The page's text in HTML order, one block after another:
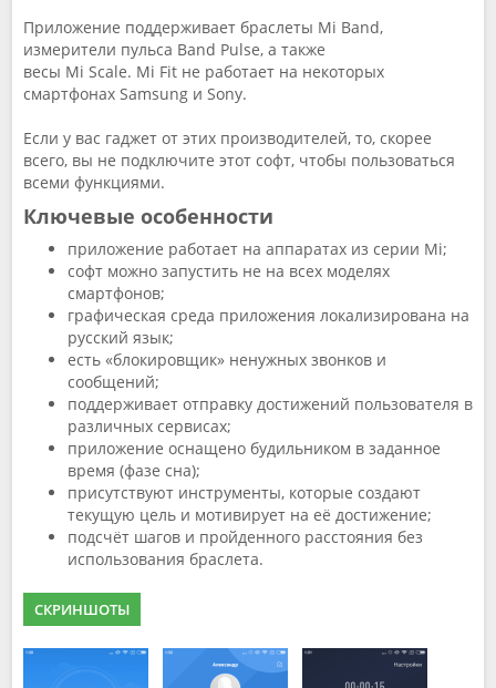
Приложение поддерживает браслеты Mi Band,
измерители пульса Band Pulse, а также
весы Mi Scale. Mi Fit не работает на некоторых
смартфонах Samsung и Sony.
Если у вас гаджет от этих производителей, то, скорее
всего, вы не подключите этот софт, чтобы пользоваться
всеми функциями.
Ключевые особенности
приложение работает на аппаратах из серии Mi;
софт можно запустить не на всех моделях
смартфонов;
графическая среда приложения локализирована на
русский язык;
есть «блокировщик» ненужных звонков и
сообщений;
поддерживает отправку достижений пользователя в
различных сервисах;
приложение оснащено будильником в заданное
время (фазе сна);
присутствуют инструменты, которые создают
текущую цель и мотивирует на её достижение;
подсчёт шагов и пройденного расстояния без
использования браслета.
СКРИНШОТЫ